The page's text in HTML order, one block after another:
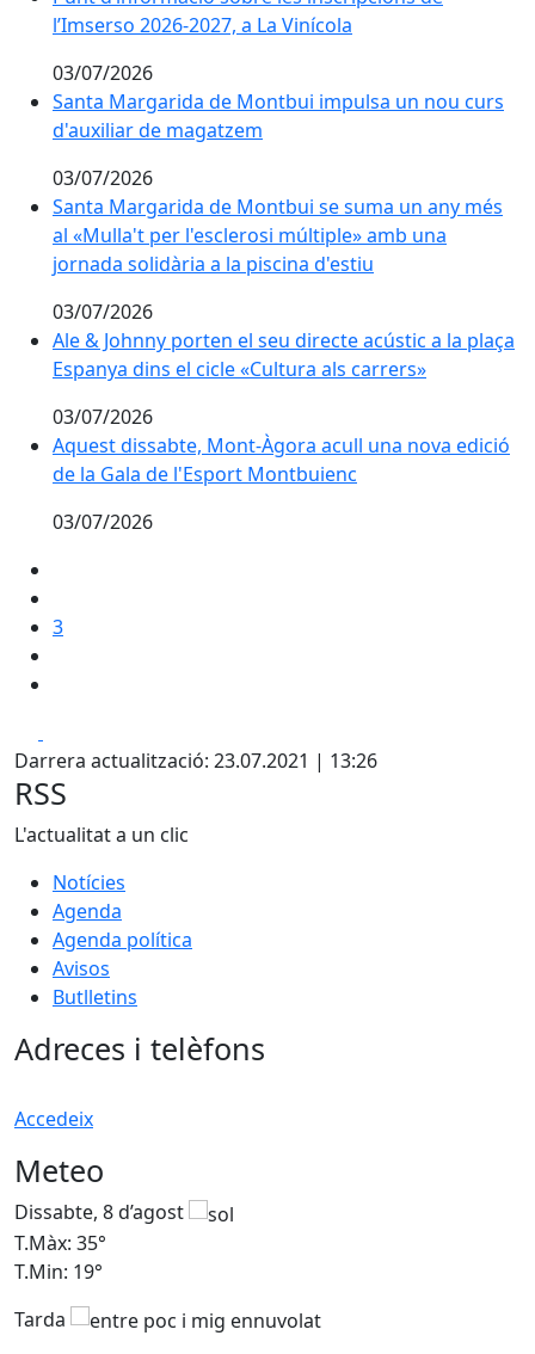
l’Imserso 2026-2027, a La Vinícola
03/07/2026
Santa Margarida de Montbui impulsa un nou curs
Santa Margarida de Montbui impulsa un nou curs
d'auxiliar de magatzem
03/07/2026
Santa Margarida de Montbui se suma un any més
Santa Margarida de Montbui se suma un any més
al «Mulla't per l'esclerosi múltiple» amb una
jornada solidària a la piscina d'estiu
03/07/2026
Ale & Johnny porten el seu directe acústic a la plaça
Ale & Johnny porten el seu directe acústic a la plaça
Espanya dins el cicle «Cultura als carrers»
03/07/2026
Aquest dissabte, Mont-Àgora acull una nova edició
Aquest dissabte, Mont-Àgora acull una nova edició
de la Gala de l'Esport Montbuienc
03/07/2026
3
Darrera actualització: 23.07.2021 | 13:26
RSS
L'actualitat a un clic
Notícies
Agenda
Agenda política
Avisos
Butlletins
Adreces i telèfons
Accedeix
Meteo
Dissabte, 8 d’agost
T.Màx: 35°
T.Min: 19°
Tarda